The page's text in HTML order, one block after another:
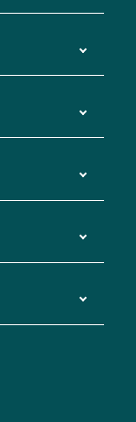
ステム
院直通バ
際空港